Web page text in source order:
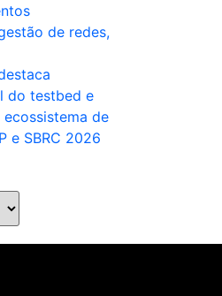
de redes,
do testbed e
de
e SBRC 2026